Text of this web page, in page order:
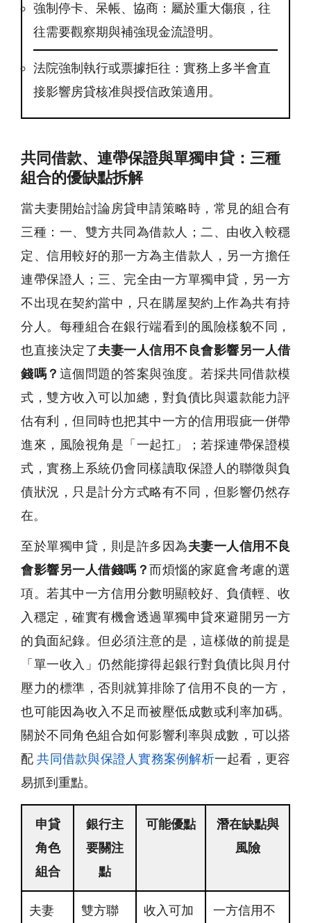
強制停卡、呆帳、協商：屬於重大傷痕，往
往需要觀察期與補強現金流證明。
法院強制執行或票據拒往：實務上多半會直
接影響房貸核准與授信政策適用。
共同借款、連帶保證與單獨申貸：三種
組合的優缺點拆解
當夫妻開始討論房貸申請策略時，常見的組合有
三種：一、雙方共同為借款人；二、由收入較穩
定、信用較好的那一方為主借款人，另一方擔任
連帶保證人；三、完全由一方單獨申貸，另一方
不出現在契約當中，只在購屋契約上作為共有持
分人。每種組合在銀行端看到的風險樣貌不同，
也直接決定了夫妻一人信用不良會影響另一人借
錢嗎？ 這個問題的答案與強度。若採共同借款模
式，雙方收入可以加總，對負債比與還款能力評
估有利，但同時也把其中一方的信用瑕疵一併帶
進來，風險視角是「一起扛」；若採連帶保證模
式，實務上系統仍會同樣讀取保證人的聯徵與負
債狀況，只是計分方式略有不同，但影響仍然存
在。
至於單獨申貸，則是許多因為夫妻一人信用不良
會影響另一人借錢嗎？而煩惱的家庭會考慮的選
項。若其中一方信用分數明顯較好、負債輕、收
入穩定，確實有機會透過單獨申貸來避開另一方
的負面紀錄。但必須注意的是，這樣做的前提是
「單一收入」仍然能撐得起銀行對負債比與月付
壓力的標準，否則就算排除了信用不良的一方，
也可能因為收入不足而被壓低成數或利率加碼。
關於不同角色組合如何影響利率與成數，可以搭
配 共同借款與保證人實務案例解析一起看，更容
易抓到重點。
申貸
角色
組合
銀行主
要關注
點
可能優點
潛在缺點與
風險
夫妻 雙方聯 收入可加 一方信用不